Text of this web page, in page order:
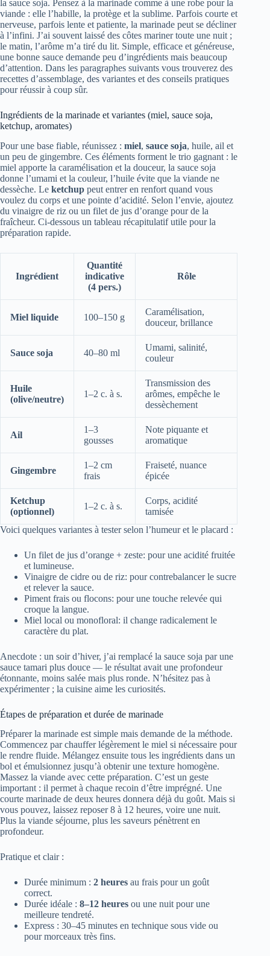
la sauce soja. Pensez à la marinade comme à une robe pour la
viande : elle l’habille, la protège et la sublime. Parfois courte et
nerveuse, parfois lente et patiente, la marinade peut se décliner
à l’infini. J’ai souvent laissé des côtes mariner toute une nuit ;
le matin, l’arôme m’a tiré du lit. Simple, efficace et généreuse,
une bonne sauce demande peu d’ingrédients mais beaucoup
d’attention. Dans les paragraphes suivants vous trouverez des
recettes d’assemblage, des variantes et des conseils pratiques
pour réussir à coup sûr.
Ingrédients de la marinade et variantes (miel, sauce soja,
ketchup, aromates)
Pour une base fiable, réunissez : miel, sauce soja, huile, ail et
un peu de gingembre. Ces éléments forment le trio gagnant : le
miel apporte la caramélisation et la douceur, la sauce soja
donne l’umami et la couleur, l’huile évite que la viande ne
dessèche. Le ketchup peut entrer en renfort quand vous
voulez du corps et une pointe d’acidité. Selon l’envie, ajoutez
du vinaigre de riz ou un filet de jus d’orange pour de la
fraîcheur. Ci‑dessous un tableau récapitulatif utile pour la
préparation rapide.
Ingrédient
Quantité
indicative
(4 pers.)
Rôle
Miel liquide 100–150 g
Caramélisation,
douceur, brillance
Sauce soja 40–80 ml
Umami, salinité,
couleur
Huile
(olive/neutre)
1–2 c. à s.
Transmission des
arômes, empêche le
dessèchement
Ail
1–3
gousses
Note piquante et
aromatique
Gingembre
1–2 cm
frais
Fraiseté, nuance
épicée
Ketchup
(optionnel)
1–2 c. à s.
Corps, acidité
tamisée
Voici quelques variantes à tester selon l’humeur et le placard :
Un filet de jus d’orange + zeste: pour une acidité fruitée
et lumineuse.
Vinaigre de cidre ou de riz: pour contrebalancer le sucre
et relever la sauce.
Piment frais ou flocons: pour une touche relevée qui
croque la langue.
Miel local ou monofloral: il change radicalement le
caractère du plat.
Anecdote : un soir d’hiver, j’ai remplacé la sauce soja par une
sauce tamari plus douce — le résultat avait une profondeur
étonnante, moins salée mais plus ronde. N’hésitez pas à
expérimenter ; la cuisine aime les curiosités.
Étapes de préparation et durée de marinade
Préparer la marinade est simple mais demande de la méthode.
Commencez par chauffer légèrement le miel si nécessaire pour
le rendre fluide. Mélangez ensuite tous les ingrédients dans un
bol et émulsionnez jusqu’à obtenir une texture homogène.
Massez la viande avec cette préparation. C’est un geste
important : il permet à chaque recoin d’être imprégné. Une
courte marinade de deux heures donnera déjà du goût. Mais si
vous pouvez, laissez reposer 8 à 12 heures, voire une nuit.
Plus la viande séjourne, plus les saveurs pénètrent en
profondeur.
Pratique et clair :
Durée minimum : 2 heures au frais pour un goût
correct.
Durée idéale : 8–12 heures ou une nuit pour une
meilleure tendreté.
Express : 30–45 minutes en technique sous vide ou
pour morceaux très fins.